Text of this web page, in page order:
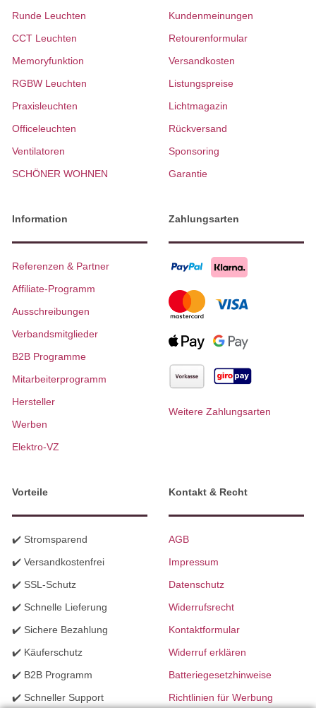
Runde Leuchten
CCT Leuchten
Memoryfunktion
RGBW Leuchten
Praxisleuchten
Officeleuchten
Ventilatoren
SCHÖNER WOHNEN
Kundenmeinungen
Retourenformular
Versandkosten
Listungspreise
Lichtmagazin
Rückversand
Sponsoring
Garantie
Information
Referenzen & Partner
Affiliate-Programm
Ausschreibungen
Verbandsmitglieder
B2B Programme
Mitarbeiterprogramm
Hersteller
Werben
Elektro-VZ
Zahlungsarten
Weitere Zahlungsarten
Vorteile
✔️ Stromsparend
✔️ Versandkostenfrei
✔️ SSL-Schutz
✔️ Schnelle Lieferung
✔️ Sichere Bezahlung
✔️ Käuferschutz
✔️ B2B Programm
✔️ Schneller Support
Kontakt & Recht
AGB
Impressum
Datenschutz
Widerrufsrecht
Kontaktformular
Widerruf erklären
Batteriegesetzhinweise
Richtlinien für Werbung